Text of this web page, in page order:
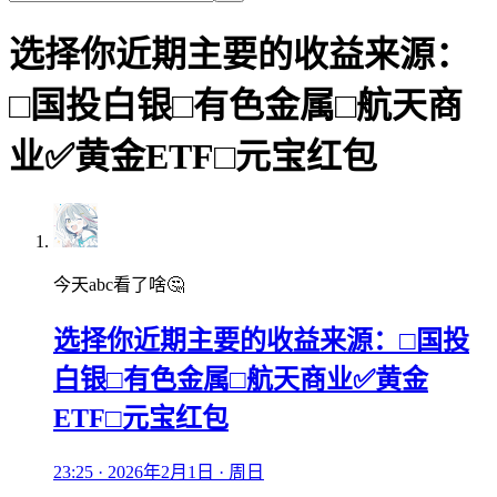
选择你近期主要的收益来源：
□国投白银□有色金属□航天商
业✅黄金ETF□元宝红包
今天abc看了啥🤔
选择你近期主要的收益来源：□国投
白银□有色金属□航天商业✅黄金
ETF□元宝红包
23:25 · 2026年2月1日 · 周日